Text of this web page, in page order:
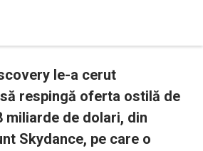
le-a cerut
respingă oferta ostilă de
miliarde de dolari, din
Skydance, pe care o